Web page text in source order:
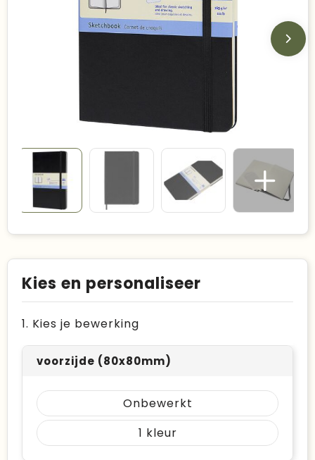
Bestsellers
Kies en personaliseer
1. Kies je bewerking
voorzijde (80x80mm)
Onbewerkt
1